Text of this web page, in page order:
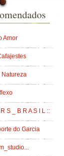
Amor
Natureza
S _ B R A S I L ::
do Garcia